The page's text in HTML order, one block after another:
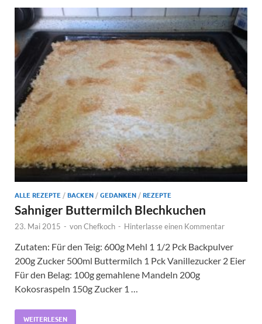
ALLE REZEPTE/BACKEN/GEDANKEN/REZEPTE
Sahniger Buttermilch Blechkuchen
23. Mai 2015 - vonChefkoch - Hinterlasse einen Kommentar
Zutaten: Für den Teig: 600g Mehl 1 1/2 Pck Backpulver
200g Zucker 500ml Buttermilch 1 Pck Vanillezucker 2 Eier
Für den Belag: 100g gemahlene Mandeln 200g
Kokosraspeln 150g Zucker 1 …
WEITERLESEN